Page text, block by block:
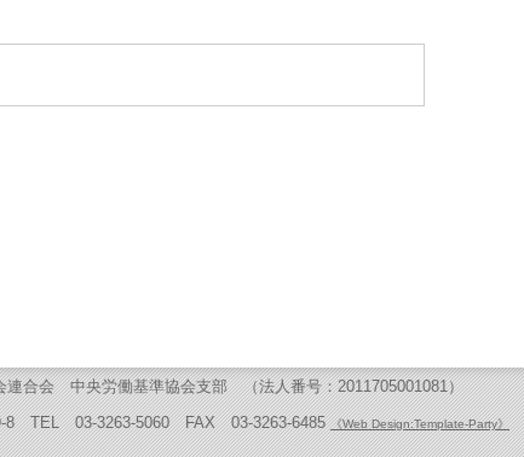
連合会 中央労働基準協会支部 （法人番号：2011705001081）
8 TEL 03-3263-5060 FAX 03-3263-6485 《Web Design:Template-Party》